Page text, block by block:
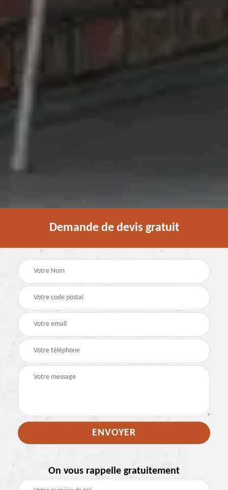
Demande de devis gratuit
On vous rappelle gratuitement